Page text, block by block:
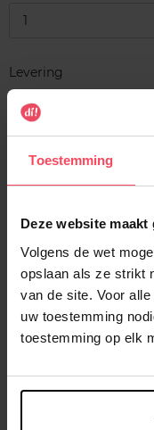
Toestemming
Deze website
Volgens de wet
opslaan als ze strikt
van de site. Voor
uw toestemming
toestemming op elk
1
Levering
Voorradig
Beschrijving